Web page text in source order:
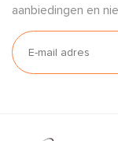
aanbiedingen en